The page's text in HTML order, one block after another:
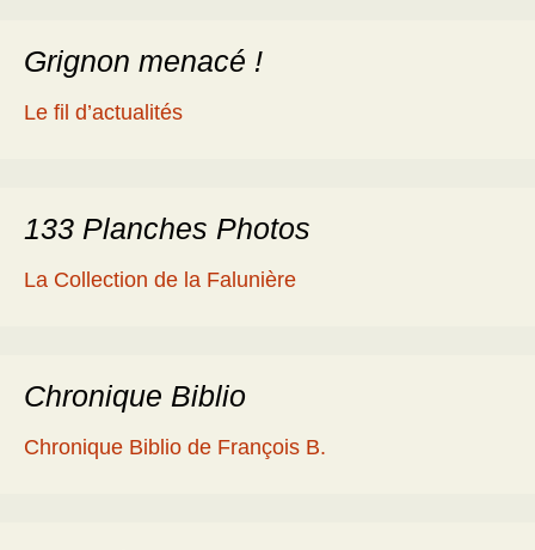
Grignon menacé !
Le fil d’actualités
133 Planches Photos
La Collection de la Falunière
Chronique Biblio
Chronique Biblio de François B.